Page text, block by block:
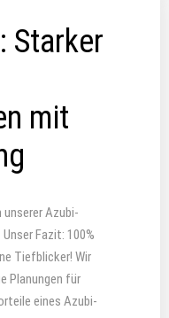
Starker
mit
unserer Azubi-
Fazit: 100%
Tiefblicker! Wir
Planungen für
eines Azubi-